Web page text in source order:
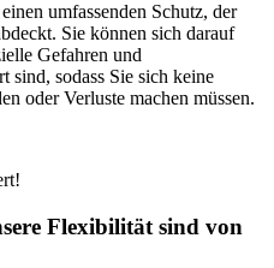
umfassenden Schutz, der
Sie können sich darauf
Gefahren und
sind, sodass Sie sich keine
oder Verluste machen müssen.
Flexibilität sind von